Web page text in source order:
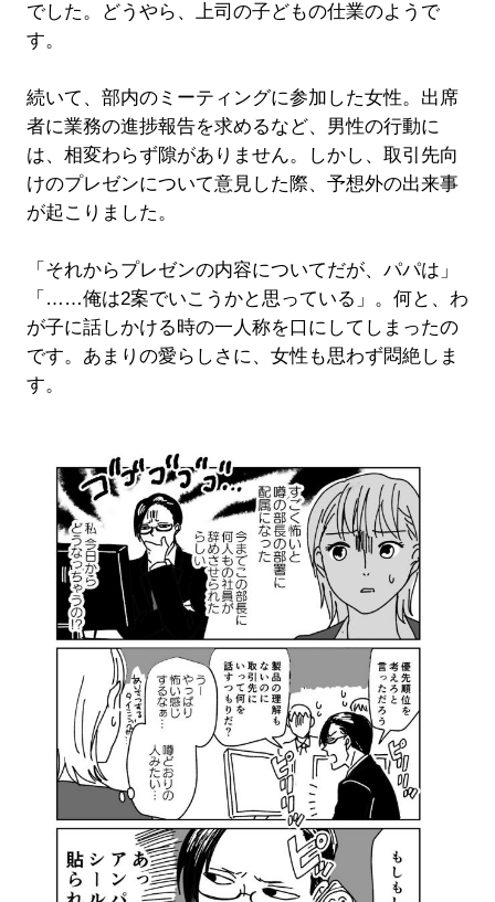
でした。どうやら、上司の子どもの仕業のようで
す。
続いて、部内のミーティングに参加した女性。出席
者に業務の進捗報告を求めるなど、男性の行動に
は、相変わらず隙がありません。しかし、取引先向
けのプレゼンについて意見した際、予想外の出来事
が起こりました。
「それからプレゼンの内容についてだが、パパは」
「……俺は2案でいこうかと思っている」。何と、わ
が子に話しかける時の一人称を口にしてしまったの
です。あまりの愛らしさに、女性も思わず悶絶しま
す。